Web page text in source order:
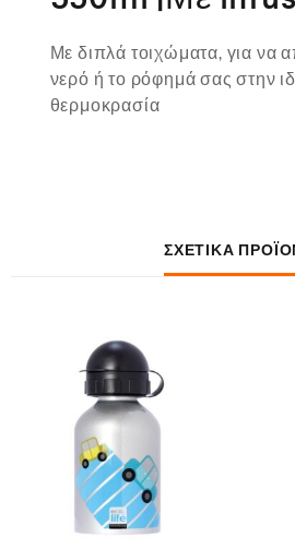
Με διπλά τοιχώματα, για να
νερό ή το ρόφημά σας στην
θερμοκρασία
ΣΧΕΤΙΚΆ